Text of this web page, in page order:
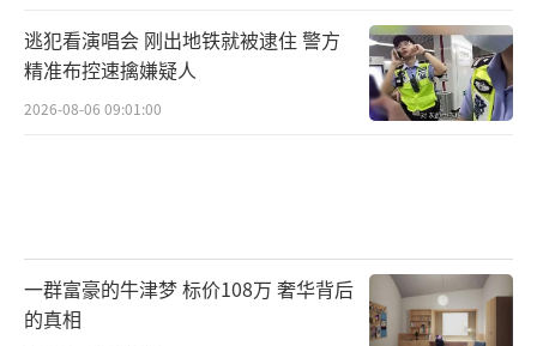
逃犯看演唱会 刚出地铁就被逮住 警方
精准布控速擒嫌疑人
2026-08-06 09:01:00
一群富豪的牛津梦 标价108万 奢华背后
的真相